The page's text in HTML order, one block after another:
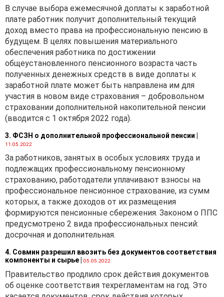
товаров, нераскрытой
информации,
исключительных прав на
объекты интеллектуальной
собственности,
имущественных прав,
имущества в аренду,
выполнению работ,
оказанию услуг.
Таким образом:
· экспортный
валютный договор должен
нерезидентом своих
обязательств;
· импортный
валютный договор должен
содержать срок возврата
предоплаты в случае
неисполнения или
исполнения не в полном
объеме нерезидентом
Согласно письму
Национального банка
В случае выбора ежемесячной доплаты к заработной
плате работник получит дополнительный текущий
доход вместо права на профессиональную пенсию в
будущем. В целях повышения материального
обеспечения работника по достижении
общеустановленного пенсионного возраста часть
полученных денежных средств в виде доплаты к
заработной плате может быть направлена им для
участия в новом виде страхования – добровольном
страховании дополнительной накопительной пенсии
(вводится с 1 октября 2022 года).
3. ФСЗН о дополнительной профессиональной пенсии |
11.05.2022
За работников, занятых в особых условиях труда и
подлежащих профессиональному пенсионному
страхованию, работодатели уплачивают взносы на
профессиональное пенсионное страхование, из сумм
которых, а также доходов от их размещения
формируются пенсионные сбережения. Законом о ППС
предусмотрено 2 вида профессиональных пенсий:
досрочная и дополнительная.
4. Совмин разрешил ввозить без документов соответствия
компоненты и сырье| 05.05.2022
Правительство продлило срок действия документов
об оценке соответствия техрегламентам на год. Это